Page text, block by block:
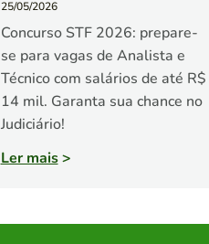
25/05/2026
Concurso STF 2026: prepare-
se para vagas de Analista e
Técnico com salários de até R$
14 mil. Garanta sua chance no
Judiciário!
Ler mais>